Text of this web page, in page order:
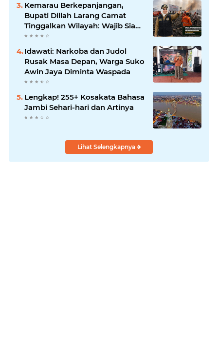
Kemarau Berkepanjangan,
Bupati Dillah Larang Camat
Tinggalkan Wilayah: Wajib Siaga
Hadapi Karhutla dan Kebakaran
Permukiman
Idawati: Narkoba dan Judol
Rusak Masa Depan, Warga Suko
Awin Jaya Diminta Waspada
Lengkap! 255+ Kosakata Bahasa
Jambi Sehari-hari dan Artinya
Lihat Selengkapnya